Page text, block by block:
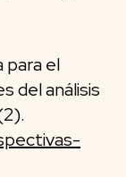
para el
del análisis